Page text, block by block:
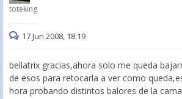
toteking
17 Jun 2008, 18:19
bellatrix gracias,ahora solo me queda
de esos para retocarla a ver como
hora probando distintos balores de la